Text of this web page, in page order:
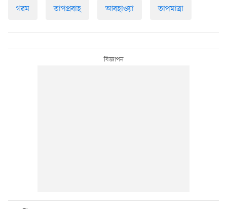
গরম তাপপ্রবাহ আবহাওয়া তাপমাত্রা